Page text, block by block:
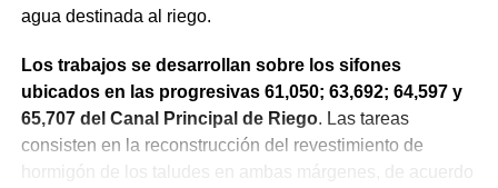
agua destinada al riego.
Los trabajos se desarrollan sobre los sifones
ubicados en las progresivas 61,050; 63,692; 64,597 y
65,707 del Canal Principal de Riego. Las tareas
consisten en la reconstrucción del revestimiento de
hormigón de los taludes en ambas márgenes, de acuerdo